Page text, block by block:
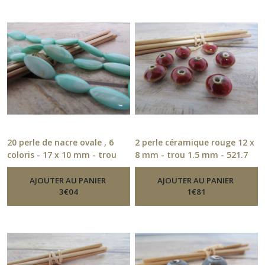
20 perle de nacre ovale , 6
coloris - 17 x 10 mm - trou
0.8 mm-Perle Ceramique, Nacre
AJOUTER AU PANIER
3€04
2 perle céramique rouge 12 x
8 mm - trou 1.5 mm - 521.7
-Perle Ceramique, Nacre
AJOUTER AU PANIER
1€81
métal
(32)
Perle
passant
(18)
Perle
en
acrylique
de
gemmes